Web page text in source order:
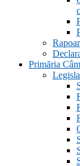
Primăria